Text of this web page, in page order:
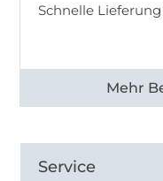
Schnelle
Alle 82990
Service